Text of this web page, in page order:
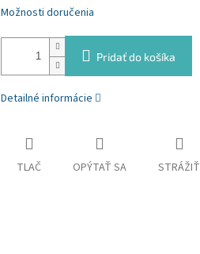
Možnosti doručenia
Pridať do košíka
Detailné informácie
TLAČ OPÝTAŤ SA STRÁŽIŤ